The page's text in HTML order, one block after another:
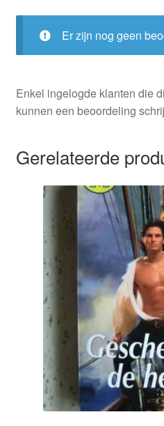
Er zijn nog geen
Enkel ingelogde klanten die
kunnen een beoordeling
Gerelateerde